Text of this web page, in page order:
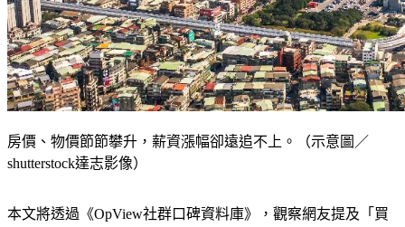
房價、物價節節攀升，薪資漲幅卻遠追不上。（示意圖／
shutterstock達志影像）
本文將透過《OpView社群口碑資料庫》，觀察網友提及「買